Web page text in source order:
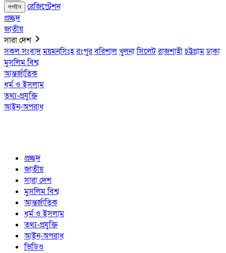
লগইন
রেজিস্ট্রেশন
প্রচ্ছদ
জাতীয়
সারা দেশ
সকল সংবাদময়মনসিংহরংপুরবরিশালখুলনাসিলেটরাজশাহীচট্টগ্রামঢাকা
মুসলিম বিশ্ব
আন্তর্জাতিক
ধর্ম ও ইসলাম
তথ্য-প্রযুক্তি
আইন-অপরাধ
প্রচ্ছদ
জাতীয়
সারা দেশ
মুসলিম বিশ্ব
আন্তর্জাতিক
ধর্ম ও ইসলাম
তথ্য-প্রযুক্তি
আইন-অপরাধ
ভিডিও